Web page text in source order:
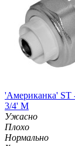
'Американка' ST
3/4' M
Ужасно
Плохо
Нормально